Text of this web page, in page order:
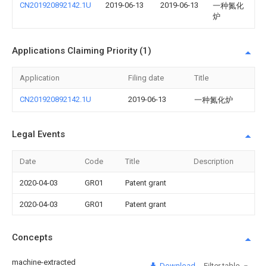
CN201920892142.1U 2019-06-13 2019-06-13
一种氮化
炉
Applications Claiming Priority (1)
Application Filing date Title
CN201920892142.1U 2019-06-13 一种氮化炉
Legal Events
Date Code Title Description
2020-04-03 GR01 Patent grant
2020-04-03 GR01 Patent grant
Concepts
machine-extracted